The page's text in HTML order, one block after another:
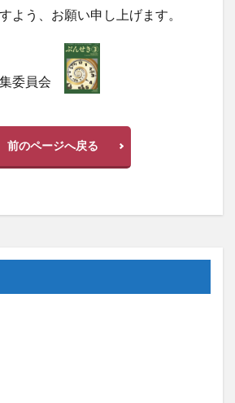
よう、お願い申し上げます。
集委員会
前のページへ戻る